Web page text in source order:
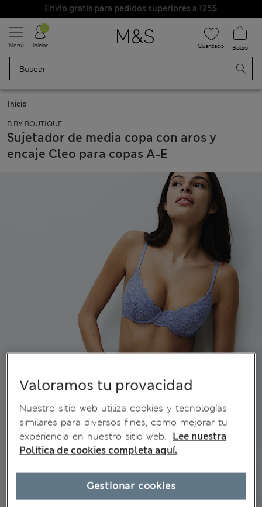
Envío gratis para pedidos superiores a 125$
Menú Iniciar sesión Guardado Bolso
Inicio
B BY BOUTIQUE
Sujetador de media copa con aros y
encaje Cleo para copas A-E
Valoramos tu provacidad
Nuestro sitio web utiliza cookies y tecnologías
similares para diversos fines, como mejorar tu
experiencia en nuestro sitio web.
Lee nuestra
Política de cookies completa aquí.
Gestionar cookies